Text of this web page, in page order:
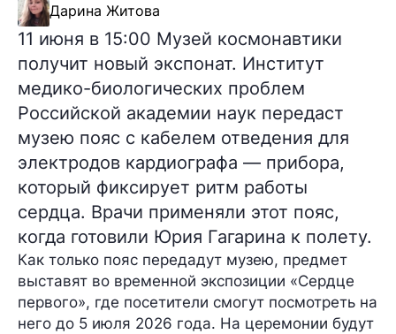
Дарина Житова
11 июня в 15:00 Музей космонавтики
получит новый экспонат. Институт
медико-биологических проблем
Российской академии наук передаст
музею пояс с кабелем отведения для
электродов кардиографа — прибора,
который фиксирует ритм работы
сердца. Врачи применяли этот пояс,
когда готовили Юрия Гагарина к полету.
Как только пояс передадут музею, предмет
выставят во временной экспозиции «Сердце
первого», где посетители смогут посмотреть на
него до 5 июля 2026 года. На церемонии будут